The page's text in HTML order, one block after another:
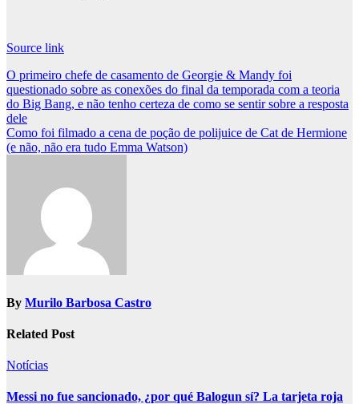
Source link
Post
navigation
O primeiro chefe de casamento de Georgie & Mandy foi
questionado sobre as conexões do final da temporada com a teoria
do Big Bang, e não tenho certeza de como se sentir sobre a resposta
dele
Como foi filmado a cena de poção de polijuice de Cat de Hermione
(e não, não era tudo Emma Watson)
By Murilo Barbosa Castro
Related Post
Notícias
Messi no fue sancionado, ¿por qué Balogun sí? La tarjeta roja